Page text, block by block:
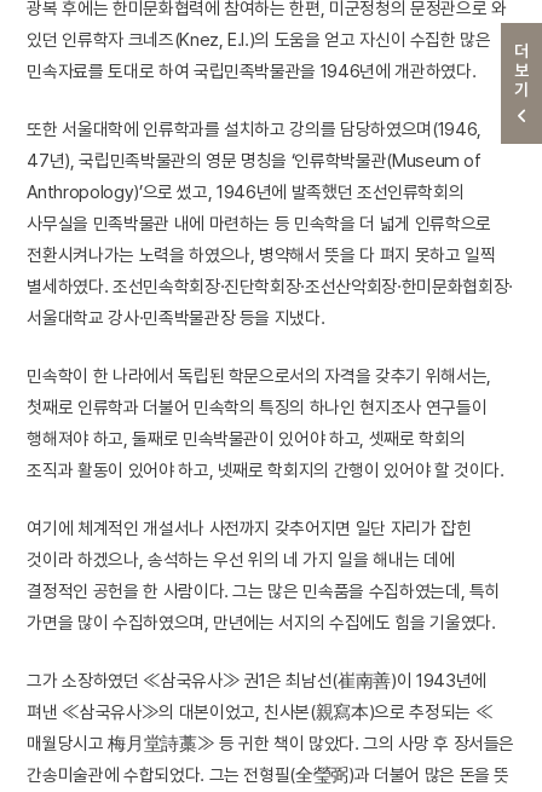
더보기
광복 후에는 한미문화협력에 참여하는 한편, 미군정청의 문정관으로 와
있던 인류학자 크네즈(Knez, E.I.)의 도움을 얻고 자신이 수집한 많은
민속자료를 토대로 하여 국립민족박물관을 1946년에 개관하였다.
또한 서울대학에 인류학과를 설치하고 강의를 담당하였으며(1946,
47년), 국립민족박물관의 영문 명칭을 ‘인류학박물관(Museum of
Anthropology)’으로 썼고, 1946년에 발족했던 조선인류학회의
사무실을 민족박물관 내에 마련하는 등 민속학을 더 넓게 인류학으로
전환시켜나가는 노력을 하였으나, 병약해서 뜻을 다 펴지 못하고 일찍
별세하였다. 조선민속학회장·진단학회장·조선산악회장·한미문화협회장·
서울대학교 강사·민족박물관장 등을 지냈다.
민속학이 한 나라에서 독립된 학문으로서의 자격을 갖추기 위해서는,
첫째로 인류학과 더불어 민속학의 특징의 하나인 현지조사 연구들이
행해져야 하고, 둘째로 민속박물관이 있어야 하고, 셋째로 학회의
조직과 활동이 있어야 하고, 넷째로 학회지의 간행이 있어야 할 것이다.
여기에 체계적인 개설서나 사전까지 갖추어지면 일단 자리가 잡힌
것이라 하겠으나, 송석하는 우선 위의 네 가지 일을 해내는 데에
결정적인 공헌을 한 사람이다. 그는 많은 민속품을 수집하였는데, 특히
가면을 많이 수집하였으며, 만년에는 서지의 수집에도 힘을 기울였다.
그가 소장하였던 ≪삼국유사≫ 권1은 최남선(崔南善)이 1943년에
펴낸 ≪삼국유사≫의 대본이었고, 친사본(親寫本)으로 추정되는 ≪
매월당시고 梅月堂詩藁≫ 등 귀한 책이 많았다. 그의 사망 후 장서들은
간송미술관에 수합되었다. 그는 전형필(全瑩弼)과 더불어 많은 돈을 뜻